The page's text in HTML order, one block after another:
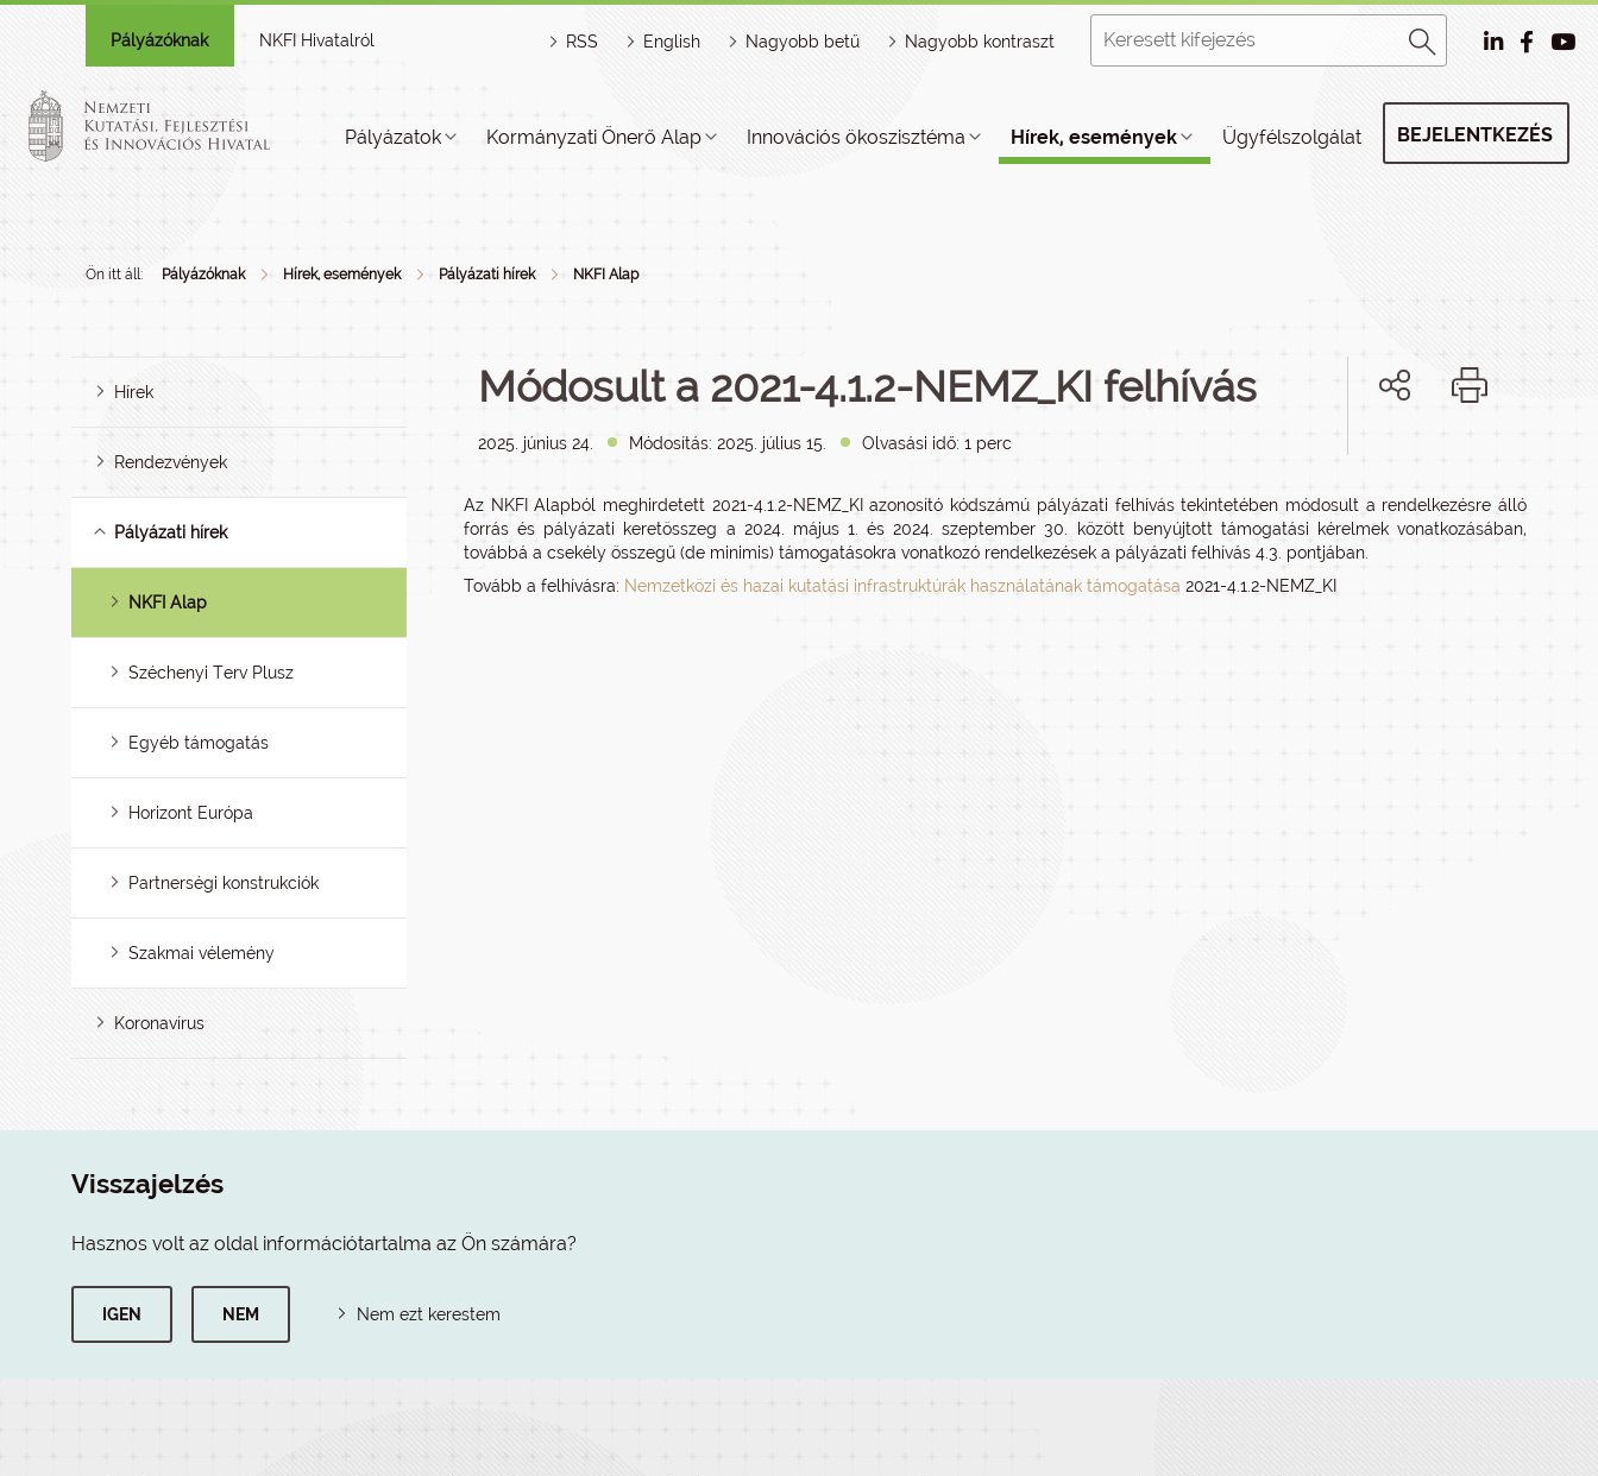
Pályázóknak NKFI Hivatalról RSS English Nagyobb betű Nagyobb kontraszt
Pályázatok Kormányzati Önerő Alap Innovációs ökoszisztéma Hírek, események Ügyfélszolgálat BEJELENTKEZÉS
Ön itt áll: Pályázóknak Hírek, események Pályázati hírek NKFI Alap
Hírek
Rendezvények
Pályázati hírek
NKFI Alap
Széchenyi Terv Plusz
Egyéb támogatás
Horizont Európa
Partnerségi konstrukciók
Szakmai vélemény
Koronavírus
Módosult a 2021-4.1.2-NEMZ_KI felhívás
2025. június 24. Módosítás: 2025. július 15. Olvasási idő: 1 perc
Az NKFI Alapból meghirdetett 2021-4.1.2-NEMZ_KI azonosító kódszámú pályázati felhívás tekintetében módosult a rendelkezésre álló
forrás és pályázati keretösszeg a 2024. május 1. és 2024. szeptember 30. között benyújtott támogatási kérelmek vonatkozásában,
továbbá a csekély összegű (de minimis) támogatásokra vonatkozó rendelkezések a pályázati felhívás 4.3. pontjában.
Tovább a felhívásra: Nemzetközi és hazai kutatási infrastruktúrák használatának támogatása 2021-4.1.2-NEMZ_KI
Visszajelzés
Hasznos volt az oldal információtartalma az Ön számára?
IGEN NEM Nem ezt kerestem